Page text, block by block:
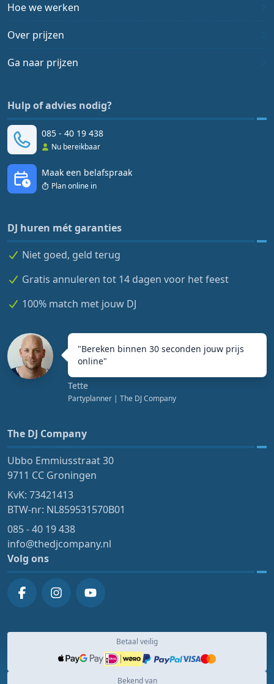
Hoe we werken
Over prijzen
Ga naar prijzen
Hulp of advies nodig?
085 - 40 19 438
Nu bereikbaar
Maak een belafspraak
Plan online in
DJ huren mét garanties
Niet goed, geld terug
Gratis annuleren tot 14 dagen voor het feest
100% match met jouw DJ
"Bereken binnen 30 seconden jouw prijs
online"
Tette
Partyplanner | The DJ Company
The DJ Company
Ubbo Emmiusstraat 30
9711 CC Groningen
KvK: 73421413
BTW-nr: NL859531570B01
085 - 40 19 438
info@thedjcompany.nl
Volg ons
Betaal veilig
Bekend van